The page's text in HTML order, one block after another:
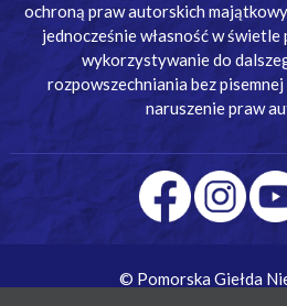
ochroną praw autorskich
jednocześnie własność w
wykorzystywanie do
rozpowszechniania bez
naruszenie praw
© Pomorska Giełda